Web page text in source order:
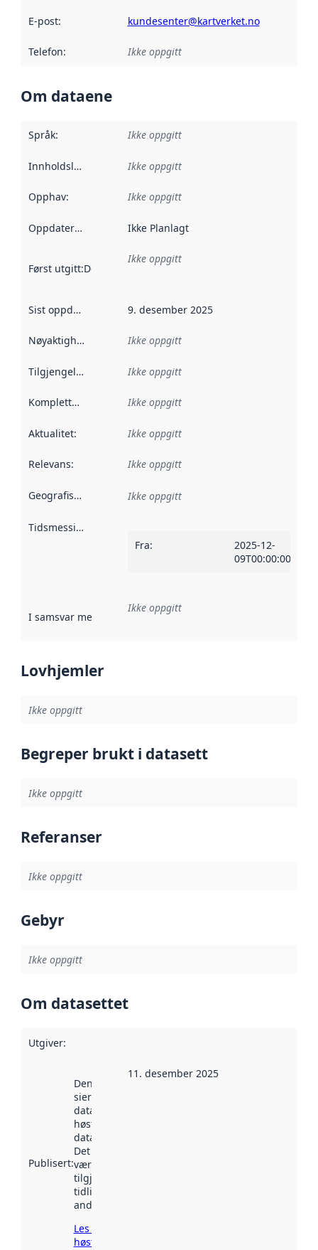
E-post: kundesenter@kartverket.no
Telefon: Ikke oppgitt
Om dataene
Språk: Ikke oppgitt
Innholdsleverandører :
Ikke oppgitt
Opphav: Ikke oppgitt
Oppdateringsfrekvens :
Ikke Planlagt
Først utgitt:Denne datoen sier når dataene i dette
Ikke oppgitt
Sist oppdatert 9. desember 2025
Nøyaktighet Ikke oppgitt
Tilgjengelighet Ikke oppgitt
Kompletthet Ikke oppgitt
Aktualitet: Ikke oppgitt
Relevans: Ikke oppgitt
Geografisk avgrensning :
Ikke oppgitt
Tidsmessig avgrensning
Fra:
2025-12-
09T00:00:00Z
I samsvar med Referanse til en implementasjonsregel
Ikke oppgitt
Lovhjemler
Ikke oppgitt
Begreper brukt i datasett
Ikke oppgitt
Referanser
Ikke oppgitt
Gebyr
Ikke oppgitt
Om datasettet
Utgiver:
Publisert:
Denne datoen
sier når
datasettet ble
høstet av
data.norge.no.
Det kan ha
vært
tilgjengelig
tidligere
andre steder.
Les mer om
høsting her
11. desember 2025